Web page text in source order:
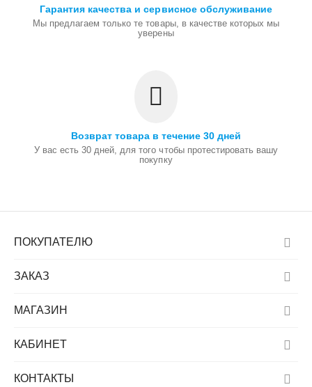
Гарантия качества и сервисное обслуживание
Мы предлагаем только те товары, в качестве которых мы
уверены
Возврат товара в течение 30 дней
У вас есть 30 дней, для того чтобы протестировать вашу
покупку
ПОКУПАТЕЛЮ
ЗАКАЗ
МАГАЗИН
КАБИНЕТ
КОНТАКТЫ